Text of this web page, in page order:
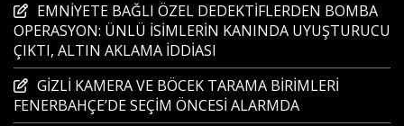
EMNİYETE BAĞLI ÖZEL DEDEKTİFLERDEN BOMBA
OPERASYON: ÜNLÜ İSİMLERİN KANINDA UYUŞTURUCU
ÇIKTI, ALTIN AKLAMA İDDİASI
GİZLİ KAMERA VE BÖCEK TARAMA BİRİMLERİ
FENERBAHÇE’DE SEÇİM ÖNCESİ ALARMDA